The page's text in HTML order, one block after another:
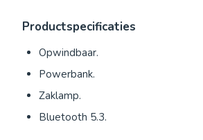
Productspecificaties
Opwindbaar.
Powerbank.
Zaklamp.
Bluetooth 5.3.